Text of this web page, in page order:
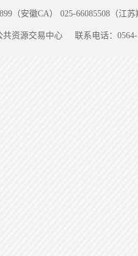
（安徽CA） 025-66085508（江
共资源交易中心 联系电话：0564-